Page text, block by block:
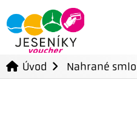
Úvod Nahrané